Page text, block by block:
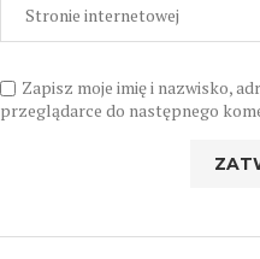
Zapisz moje imię i nazwisko,
przeglądarce do następnego